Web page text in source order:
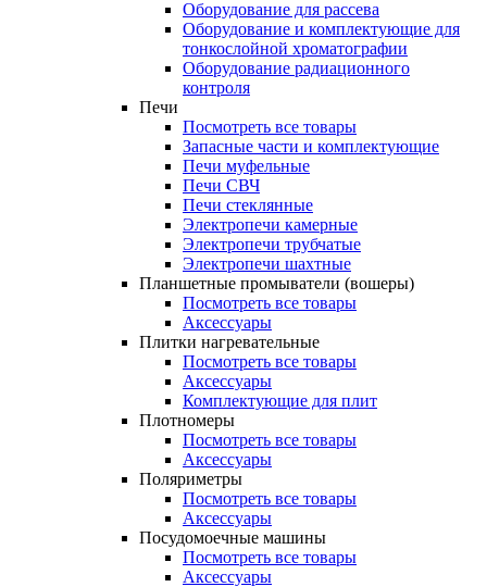
Оборудование для рассева
Оборудование и комплектующие для
тонкослойной хроматографии
Оборудование радиационного
контроля
Печи
Посмотреть все товары
Запасные части и комплектующие
Печи муфельные
Печи СВЧ
Печи стеклянные
Электропечи камерные
Электропечи трубчатые
Электропечи шахтные
Планшетные промыватели (вошеры)
Посмотреть все товары
Аксессуары
Плитки нагревательные
Посмотреть все товары
Аксессуары
Комплектующие для плит
Плотномеры
Посмотреть все товары
Аксессуары
Поляриметры
Посмотреть все товары
Аксессуары
Посудомоечные машины
Посмотреть все товары
Аксессуары